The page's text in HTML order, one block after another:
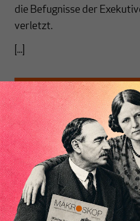
die Befugnisse der
verletzt.
[...]
Nichts
von allein!
Nur für Abonnenten
MAKROSKOP analysiert